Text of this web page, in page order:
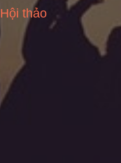
Hội thảo